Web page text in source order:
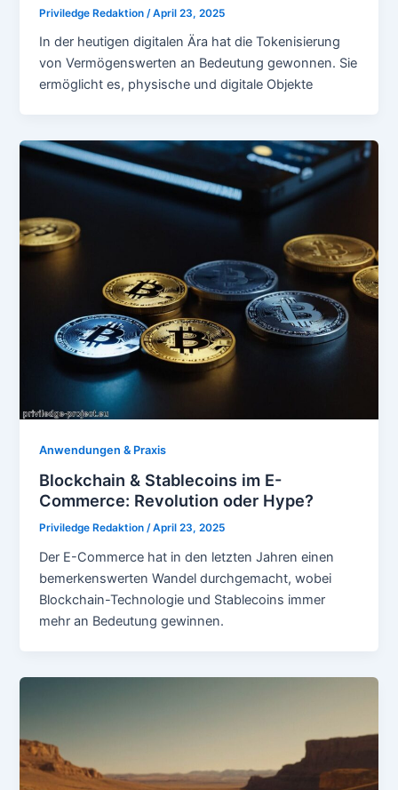
Priviledge Redaktion /April 23, 2025
In der heutigen digitalen Ära hat die Tokenisierung
von Vermögenswerten an Bedeutung gewonnen. Sie
ermöglicht es, physische und digitale Objekte
Anwendungen & Praxis
Blockchain & Stablecoins im E-
Commerce: Revolution oder Hype?
Priviledge Redaktion/April 23, 2025
Der E-Commerce hat in den letzten Jahren einen
bemerkenswerten Wandel durchgemacht, wobei
Blockchain-Technologie und Stablecoins immer
mehr an Bedeutung gewinnen.